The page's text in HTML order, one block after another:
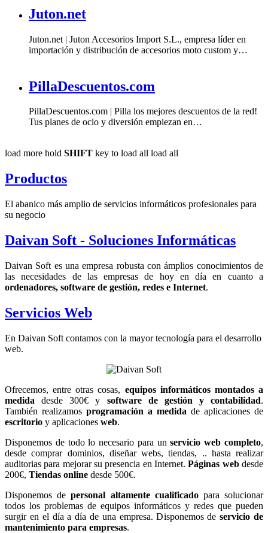
Juton.net
Juton.net | Juton Accesorios Import S.L., empresa líder en
importación y distribución de accesorios moto custom y…
PillaDescuentos.com
PillaDescuentos.com | Pilla los mejores descuentos de la red!
Tus planes de ocio y diversión empiezan en…
load more hold SHIFT key to load all load all
Productos
El abanico más amplio de servicios informáticos profesionales para
su negocio
Daivan Soft - Soluciones Informáticas
Daivan Soft es una empresa robusta con ámplios conocimientos de
las necesidades de las empresas de hoy en día en cuanto a
ordenadores, software de gestión, redes e Internet.
Servicios Web
En Daivan Soft contamos con la mayor tecnología para el desarrollo
web.
Ofrecemos, entre otras cosas, equipos informáticos montados a
medida desde 300€ y software de gestión y contabilidad.
También realizamos programación a medida de aplicaciones de
escritorio y aplicaciones web.
Disponemos de todo lo necesario para unservicio web completo,
desde comprar dominios, diseñar webs, tiendas, .. hasta realizar
auditorias para mejorar su presencia en Internet.Páginas webdesde
200€, Tiendas online desde 500€.
Disponemos depersonal altamente cualificadopara solucionar
todos los problemas de equipos informáticos y redes que pueden
surgir en el día a día de una empresa. Disponemos deservicio de
mantenimiento para empresas.